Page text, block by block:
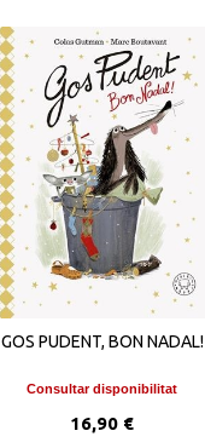
GOS PUDENT, BON NADAL!
Consultar disponibilitat
16,90 €